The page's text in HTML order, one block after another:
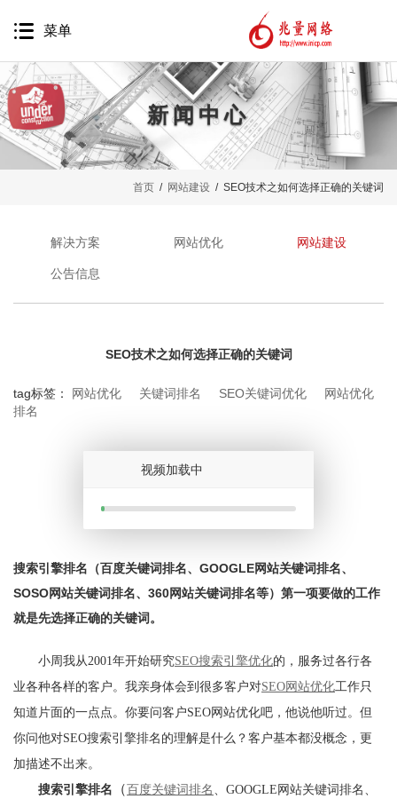
菜单
网站建设
移动互联网
代运营服务
案例鉴赏
新闻中心
首页 / 网站建设 / SEO技术之如何选择正确的关键词
解决方案 网站优化 网站建设
公告信息
SEO技术之如何选择正确的关键词
tag标签： 网站优化 关键词排名 SEO关键词优化
网站优化
排名
视频加载中
搜索引擎排名（百度关键词排名、GOOGLE网站关键词排名、
SOSO网站关键词排名、360网站关键词排名等）第一项要做的工作
就是先选择正确的关键词。
小周我从2001年开始研究SEO搜索引擎优化的，服务过各行各
业各种各样的客户。我亲身体会到很多客户对SEO网站优化工作只
知道片面的一点点。你要问客户SEO网站优化吧，他说他听过。但
你问他对SEO搜索引擎排名的理解是什么？客户基本都没概念，更
加描述不出来。
搜索引擎排名
（ 百度关键词排名
、GOOGLE网站关键词排名、